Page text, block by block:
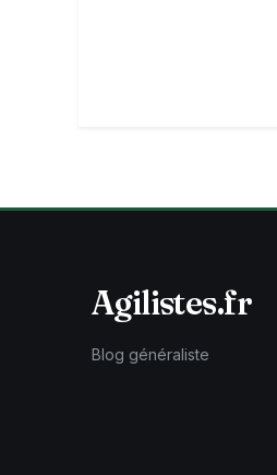
Agilistes.fr
Blog généraliste